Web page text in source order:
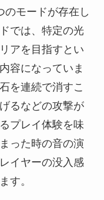
のモードが存在し
では、特定の光
アを目指すとい
容になっていま
を連続で消すこ
るなどの攻撃が
プレイ体験を味
った時の音の演
イヤーの没入感
す。